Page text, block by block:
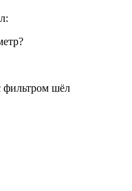
фильтром шёл